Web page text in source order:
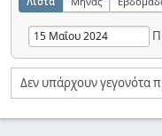
Δεν υπάρχουν γεγονότα